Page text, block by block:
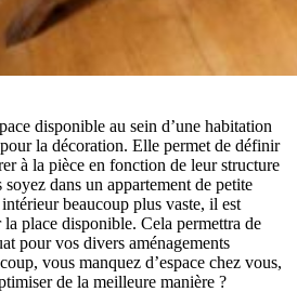
disponible au sein d’une habitation
la décoration. Elle permet de définir
à la pièce en fonction de leur structure
dans un appartement de petite
beaucoup plus vaste, il est
place disponible. Cela permettra de
pour vos divers aménagements
vous manquez d’espace chez vous,
de la meilleure manière ?